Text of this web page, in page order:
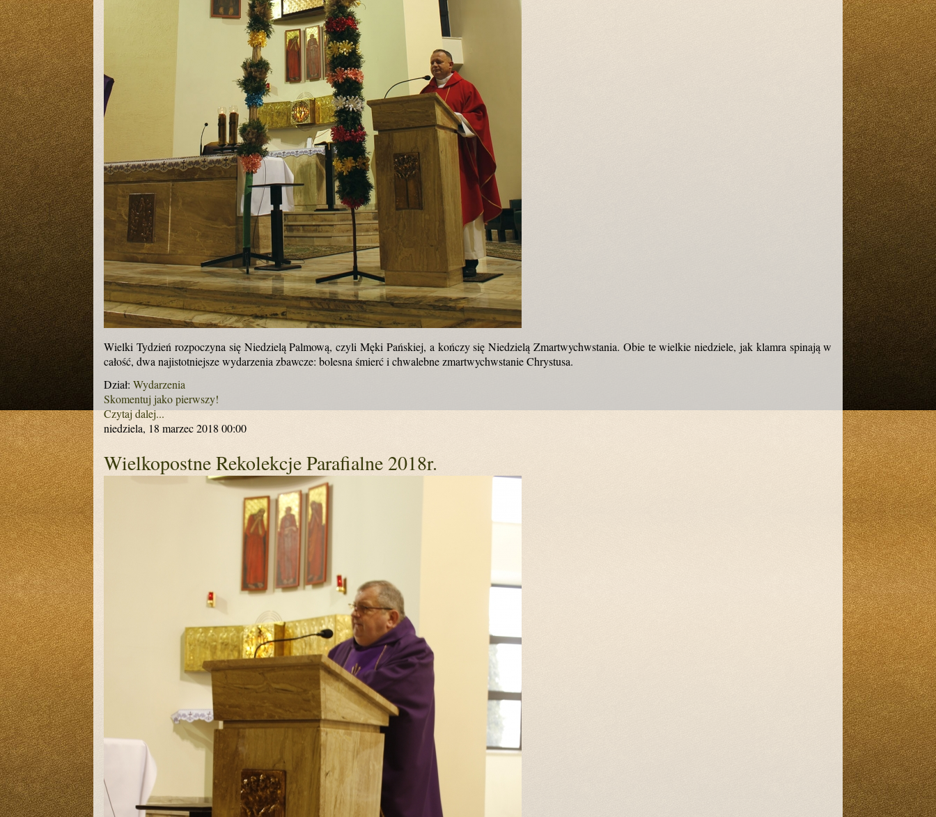
Wielki Tydzień rozpoczyna się Niedzielą Palmową, czyli Męki Pańskiej, a kończy się Niedzielą Zmartwychwstania. Obie te wielkie niedziele, jak klamra spinają w
całość, dwa najistotniejsze wydarzenia zbawcze: bolesna śmierć i chwalebne zmartwychwstanie Chrystusa.
Dział: Wydarzenia
Skomentuj jako pierwszy!
Czytaj dalej...
niedziela, 18 marzec 2018 00:00
Wielkopostne Rekolekcje Parafialne 2018r.